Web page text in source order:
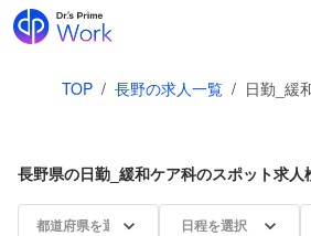
TOP / 長野の求人一覧 / 日勤_緩
長野県の日勤_緩和ケア科のスポット求人
都道府県を選択 日程を選択